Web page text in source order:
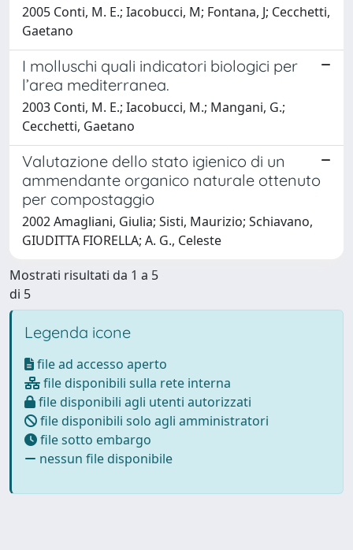
2005 Conti, M. E.; Iacobucci, M; Fontana, J; Cecchetti,
Gaetano
I molluschi quali indicatori biologici per
l’area mediterranea.
2003 Conti, M. E.; Iacobucci, M.; Mangani, G.;
Cecchetti, Gaetano
Valutazione dello stato igienico di un
ammendante organico naturale ottenuto
per compostaggio
2002 Amagliani, Giulia; Sisti, Maurizio; Schiavano,
GIUDITTA FIORELLA; A. G., Celeste
Mostrati risultati da 1 a 5
di 5
Legenda icone
file ad accesso aperto
file disponibili sulla rete interna
file disponibili agli utenti autorizzati
file disponibili solo agli amministratori
file sotto embargo
nessun file disponibile